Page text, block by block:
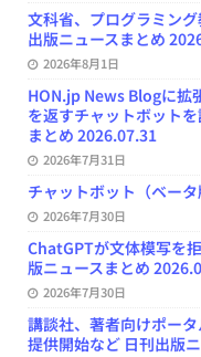
文科省、プログラミン
出版ニュースまとめ
2026年8月1日
HON.jp News Blogに拡
を返すチャットボット
まとめ 2026.07.31
2026年7月31日
チャットボット（ベー
2026年7月30日
ChatGPTが文体模写を
版ニュースまとめ
2026年7月30日
講談社、著者向けポー
提供開始など 日刊出版